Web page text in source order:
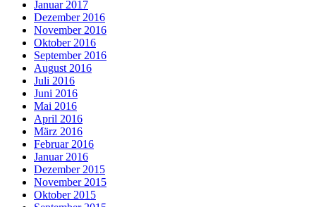
Januar 2017
Dezember 2016
November 2016
Oktober 2016
September 2016
August 2016
Juli 2016
Juni 2016
Mai 2016
April 2016
März 2016
Februar 2016
Januar 2016
Dezember 2015
November 2015
Oktober 2015